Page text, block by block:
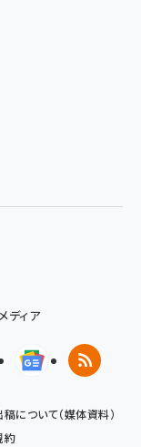
ディア
Googleニュ
RSS
について（媒体資料）
約